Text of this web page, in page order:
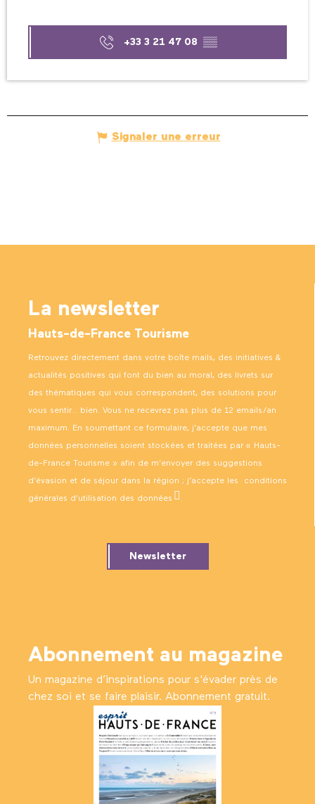
+33 3 21 47 08 ▒▒
Signaler une erreur
La newsletter
Hauts-de-France Tourisme
Retrouvez directement dans votre boîte mails, des initiatives &
actualités positives qui font du bien au moral, des livrets sur
des thématiques qui vous correspondent, des solutions pour
vous sentir… bien. Vous ne recevrez pas plus de 12 emails/an
maximum. En soumettant ce formulaire, j’accepte que mes
données personnelles soient stockées et traitées par « Hauts-
de-France Tourisme » afin de m’envoyer des suggestions
d’évasion et de séjour dans la région ; j’accepte les conditions
générales d’utilisation des données .
Newsletter
Abonnement au magazine
Un magazine d’inspirations pour s'évader près de
chez soi et se faire plaisir. Abonnement gratuit.